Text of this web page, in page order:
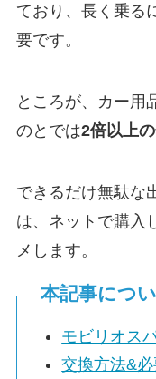
ており、長く乗る
要です。
ところが、カー用
のとでは2倍以上
できるだけ無駄な
は、ネットで購入
メします。
本記事につ
モビリオス
交換方法&